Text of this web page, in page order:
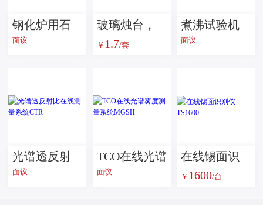
钢化炉用石
英陶瓷棒
面议
玻璃烛台，
蜡烛罐，蜡
￥ 1.7/套
煮沸试验机
面议
光谱透反射
比在线测量
面议
TCO在线光谱
雾度测量系
面议
在线锡面识
别仪 TS1600
￥ 1600/台